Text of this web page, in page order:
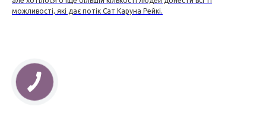
можливості, які дає потік Сат Каруна Рейкі.